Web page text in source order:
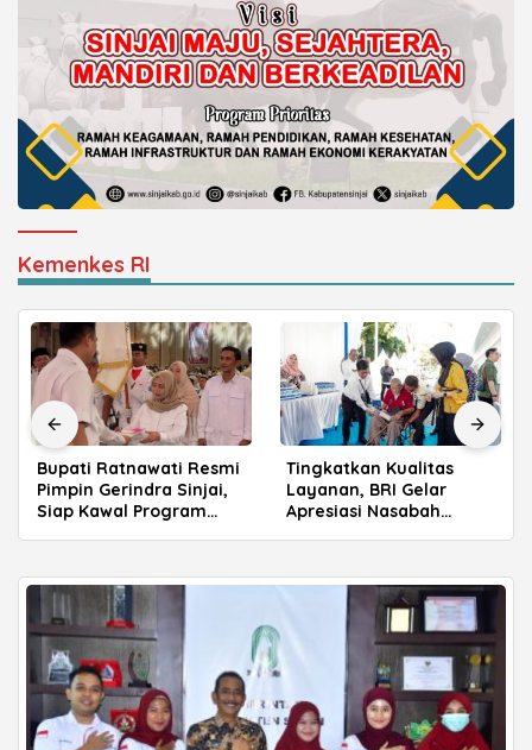
Kemenkes RI
Bupati Ratnawati Resmi
Pimpin Gerindra Sinjai,
Siap Kawal Program
Tingkatkan Kualitas
Layanan, BRI Gelar
Apresiasi Nasabah